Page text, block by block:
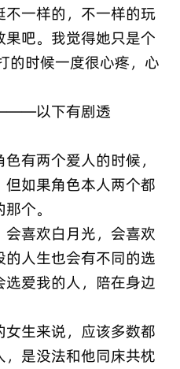
一样的，不一样的玩
吧。我觉得她只是个
的时候一度很心疼，心
下有剧透
有两个爱人的时候，
如果角色本人两个都
个。
喜欢白月光，会喜欢
的人生也会有不同的选
爱我的人，陪在身边
生来说，应该多数都
是没法和他同床共枕